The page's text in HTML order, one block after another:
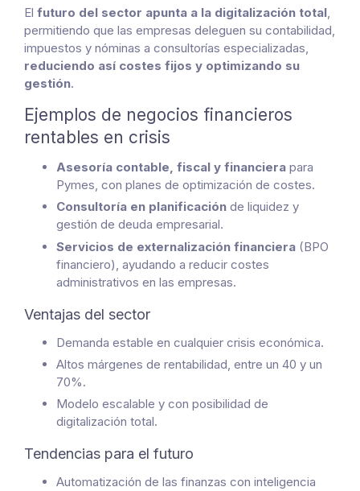
El futuro del sector apunta a la digitalización total,
permitiendo que las empresas deleguen su contabilidad,
impuestos y nóminas a consultorías especializadas,
reduciendo así costes fijos y optimizando su
gestión.
Ejemplos de negocios financieros
rentables en crisis
Asesoría contable, fiscal y financiera para
Pymes, con planes de optimización de costes.
Consultoría en planificación de liquidez y
gestión de deuda empresarial.
Servicios de externalización financiera (BPO
financiero), ayudando a reducir costes
administrativos en las empresas.
Ventajas del sector
Demanda estable en cualquier crisis económica.
Altos márgenes de rentabilidad, entre un 40 y un
70%.
Modelo escalable y con posibilidad de
digitalización total.
Tendencias para el futuro
Automatización de las finanzas con inteligencia